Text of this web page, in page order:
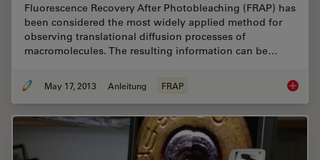
Fluorescence Recovery After Photobleaching (FRAP) has
been considered the most widely applied method for
observing translational diffusion processes of
macromolecules. The resulting information can be…
May 17, 2013 Anleitung FRAP Step